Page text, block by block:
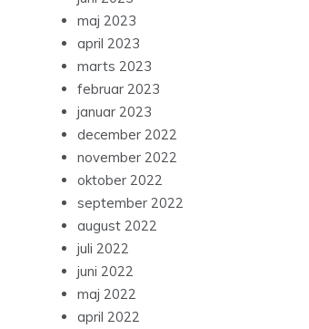
maj 2023
april 2023
marts 2023
februar 2023
januar 2023
december 2022
november 2022
oktober 2022
september 2022
august 2022
juli 2022
juni 2022
maj 2022
april 2022